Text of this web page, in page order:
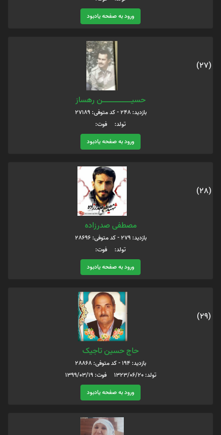
ورود به صفحه یادبود
(27)
حسیـــــــــــــــــــــــــــــن رهساز
بازدید: 248 - کد متوفی: 27189
تولد: فوت:
ورود به صفحه یادبود
(28)
مصطفی صدرزاده
بازدید: 279 - کد متوفی: 28696
تولد: فوت:
ورود به صفحه یادبود
(29)
حاج حسین تاجیک
بازدید: 194 - کد متوفی: 28868
تولد: 1323/06/20 فوت: 1399/03/19
ورود به صفحه یادبود